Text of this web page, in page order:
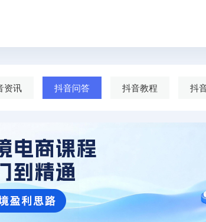
资讯 抖音问答 抖音教程 抖